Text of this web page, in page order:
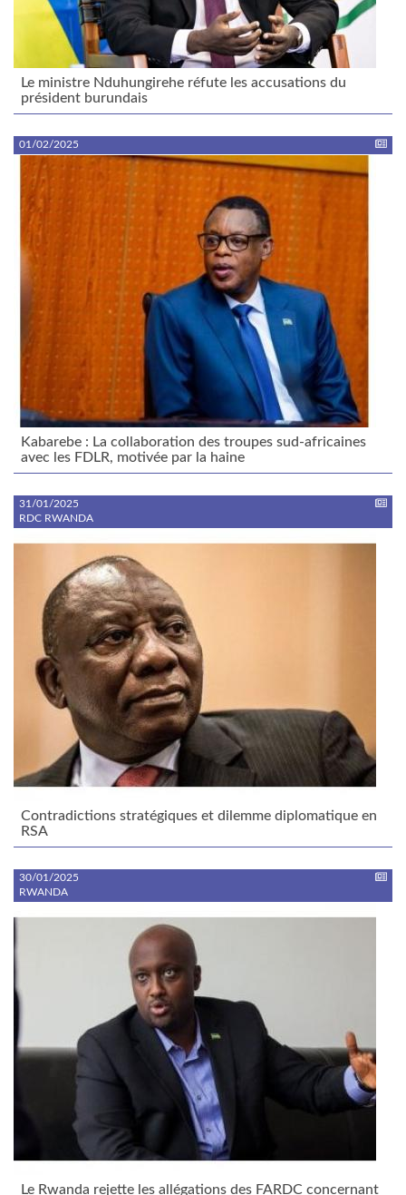
Le ministre Nduhungirehe réfute les accusations du
président burundais
01/02/2025
Kabarebe : La collaboration des troupes sud-africaines
avec les FDLR, motivée par la haine
31/01/2025
RDC RWANDA
Contradictions stratégiques et dilemme diplomatique en
RSA
30/01/2025
RWANDA
Le Rwanda rejette les allégations des FARDC concernant